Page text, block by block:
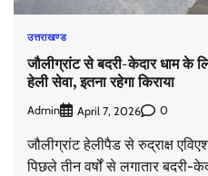
उत्तराखण्ड
जौलीग्रांट से बदरी-केदार धाम
हेली सेवा, इतना रहेगा किराया
Admin April 7, 2026 0
जौलीग्रांट हेलीपैड से रुद्राक्ष
पिछले तीन वर्षों से लगातार